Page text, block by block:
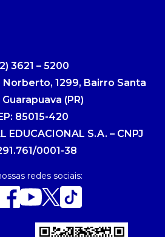
3621 – 5200
1299, Bairro Santa
Guarapuava (PR)
85015-420
EDUCACIONAL S.A. – CNPJ
0001-38
redes sociais: